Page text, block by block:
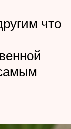
что